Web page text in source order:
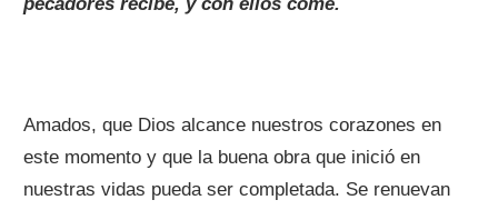
pecadores recibe, y con ellos come. ¨
Amados, que Dios alcance nuestros corazones en
este momento y que la buena obra que inició en
nuestras vidas pueda ser completada. Se renuevan